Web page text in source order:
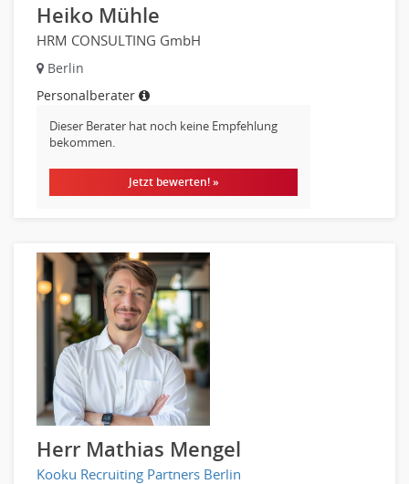
Heiko Mühle
HRM CONSULTING GmbH
Berlin
Personalberater
Dieser Berater hat noch keine Empfehlung
bekommen.
Jetzt bewerten! »
Herr Mathias Mengel
Kooku Recruiting Partners Berlin